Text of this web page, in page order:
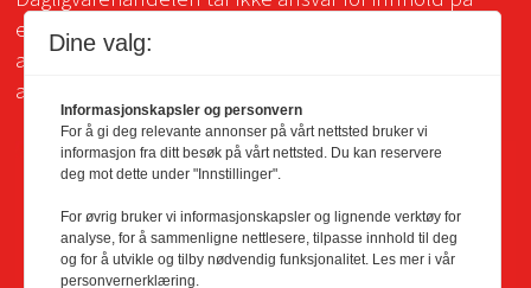
eksterne sider som det lenkes til. Kopiering for bruk
av Dagligvarehandelens materiale er ikke tillatt uten
avtale.
Dine valg:
Informasjonskapsler og personvern
For å gi deg relevante annonser på vårt nettsted bruker vi
informasjon fra ditt besøk på vårt nettsted. Du kan reservere
deg mot dette under "Innstillinger".
For øvrig bruker vi informasjonskapsler og lignende verktøy for
analyse, for å sammenligne nettlesere, tilpasse innhold til deg
og for å utvikle og tilby nødvendig funksjonalitet. Les mer i vår
personvernerklæring.